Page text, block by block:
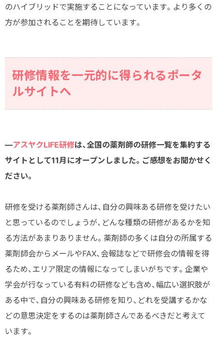
のハイブリッドで実施することになっています。より多くの
方が参加されることを期待しています。
研修情報を一元的に得られるポータ
ルサイトへ
―アスヤクLIFE研修は、全国の薬剤師の研修一覧を集約する
サイトとして11月にオープンしました。ご感想をお聞かせく
ださい。
研修を受ける薬剤師さんは、自分の興味ある研修を受けたい
と思っているのでしょうが、どんな種類の研修があるかを知
る方法があまりありません。薬剤師の多くは自分の所属する
薬剤師会からメールやFAX、会報誌などで研修会の情報を得
るため、エリア限定の情報になってしまいがちです。企業や
学会が行なっている有料の研修なども含め、幅広い選択肢が
ある中で、自分の興味ある研修を知り、どれを受講するかな
どの意思決定をするのは薬剤師さんであるべきだと考えて
います。